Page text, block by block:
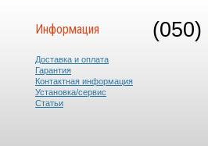
Информация
Доставка и оплата
Гарантия
Контактная информация
Установка/сервис
Статьи
(050)